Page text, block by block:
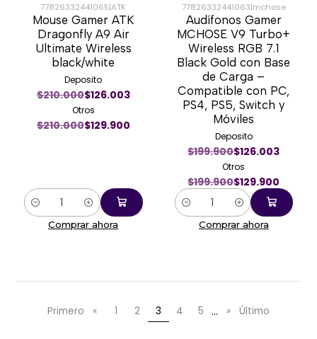
-38%
77826332441065|ATK
Mouse Gamer ATK
Dragonfly A9 Air
Ultimate Wireless
black/white
Deposito
$210.000$126.003
Otros
$210.000$129.900
Cantidad
Comprar ahora
-35%
77826332441063|mchose
Audífonos Gamer
MCHOSE V9 Turbo+
Wireless RGB 7.1
Black Gold con Base
de Carga –
Compatible con PC,
PS4, PS5, Switch y
Móviles
Deposito
$199.900$126.003
Otros
$199.900$129.900
Cantidad
Comprar ahora
Primero « 1 2 3 4 5 ... » Último